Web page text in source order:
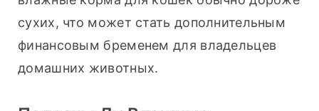
сухих, что может стать дополнительным
финансовым бременем для владельцев
домашних животных.